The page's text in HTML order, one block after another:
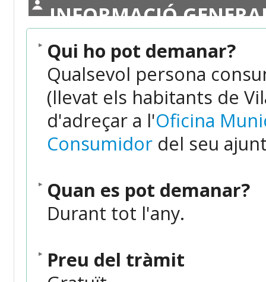
INFORMACIÓ
Qui ho pot demanar?
Qualsevol persona
(llevat els habitants de
d'adreçar a l'Oficina
Consumidor del seu
Quan es pot demanar?
Durant tot l'any.
Preu del tràmit